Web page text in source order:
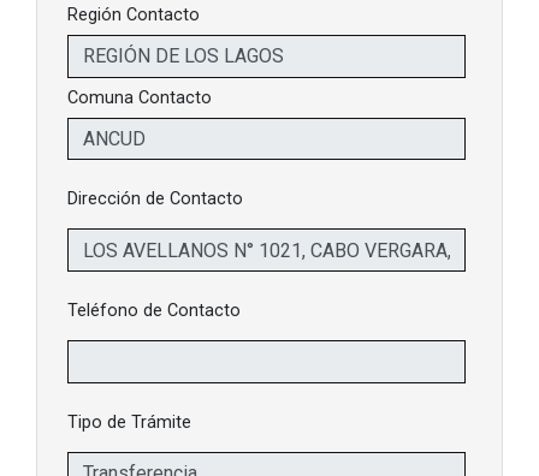
Región Contacto
Comuna Contacto
Dirección de Contacto
Teléfono de Contacto
Tipo de Trámite